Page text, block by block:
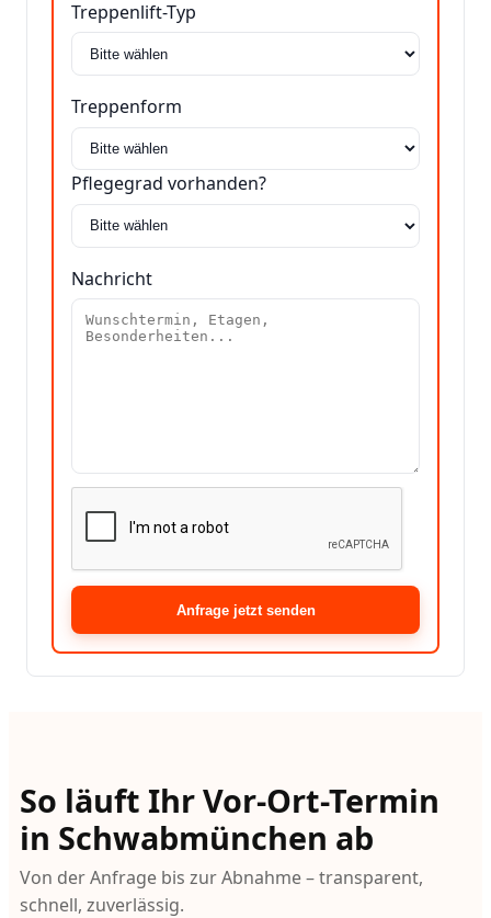
Treppenlift-Typ
Treppenform
Pflegegrad vorhanden?
Nachricht
Anfrage jetzt senden
So läuft Ihr Vor-Ort-Termin
in Schwabmünchen ab
Von der Anfrage bis zur Abnahme – transparent,
schnell, zuverlässig.